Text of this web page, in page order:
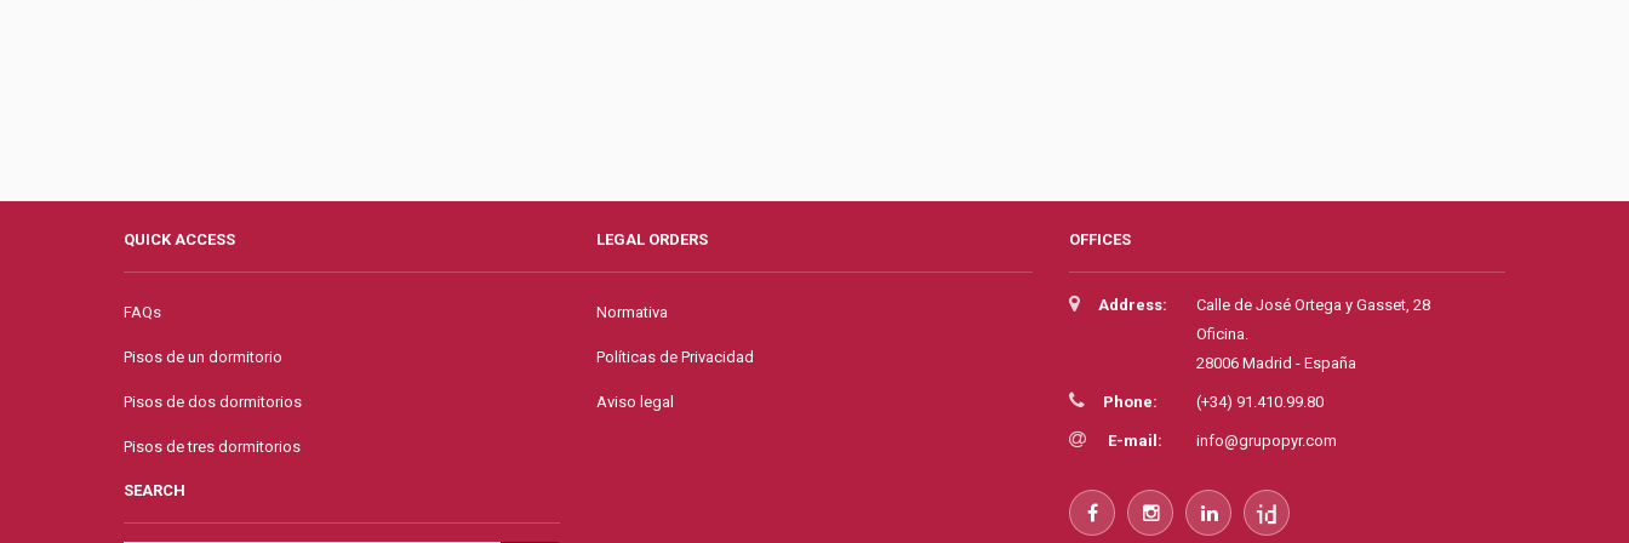
QUICK ACCESS
FAQs
Pisos de un dormitorio
Pisos de dos dormitorios
Pisos de tres dormitorios
SEARCH
LEGAL ORDERS
Normativa
Políticas de Privacidad
Aviso legal
OFFICES
Address:
Calle de José Ortega y Gasset, 28
Oficina.
28006 Madrid - España
Phone: (+34) 91.410.99.80
E-mail: info@grupopyr.com